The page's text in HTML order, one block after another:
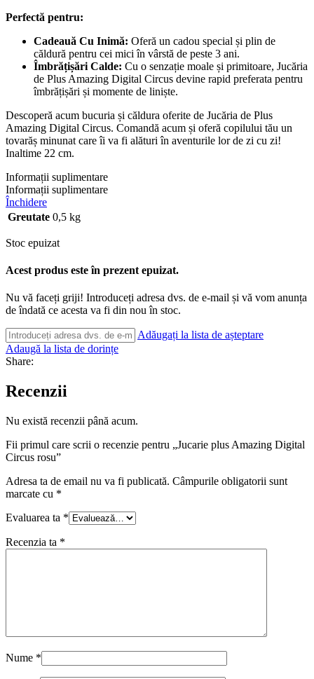
Perfectă pentru:
Cadeauă Cu Inimă: Oferă un cadou special și plin de
căldură pentru cei mici în vârstă de peste 3 ani.
Îmbrățișări Calde: Cu o senzație moale și primitoare, Jucăria
de Plus Amazing Digital Circus devine rapid preferata pentru
îmbrățișări și momente de liniște.
Descoperă acum bucuria și căldura oferite de Jucăria de Plus
Amazing Digital Circus. Comandă acum și oferă copilului tău un
tovarăș minunat care îi va fi alături în aventurile lor de zi cu zi!
Inaltime 22 cm.
Informații suplimentare
Informații suplimentare
Închidere
Greutate 0,5 kg
Stoc epuizat
Acest produs este în prezent epuizat.
Nu vă faceți griji! Introduceți adresa dvs. de e-mail și vă vom anunța
de îndată ce acesta va fi din nou în stoc.
Adăugați la lista de așteptare
Adaugă la lista de dorințe
Share:
Recenzii
Nu există recenzii până acum.
Fii primul care scrii o recenzie pentru „Jucarie plus Amazing Digital
Circus rosu”
Adresa ta de email nu va fi publicată. Câmpurile obligatorii sunt
marcate cu *
Evaluarea ta *
Recenzia ta *
Nume *